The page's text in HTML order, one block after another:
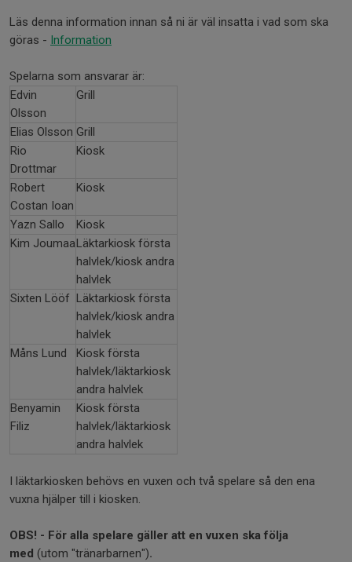
Läs denna information innan så ni är väl insatta i vad som ska
göras - Information
Spelarna som ansvarar är:
Edvin
Olsson
Grill
Elias Olsson Grill
Rio
Drottmar
Kiosk
Robert
Costan Ioan
Kiosk
Yazn Sallo
Kiosk
Kim JoumaaLäktarkiosk första
halvlek/kiosk andra
halvlek
Sixten Lööf Läktarkiosk första
halvlek/kiosk andra
halvlek
Måns Lund
Kiosk första
halvlek/läktarkiosk
andra halvlek
Benyamin
Filiz
Kiosk första
halvlek/läktarkiosk
andra halvlek
I läktarkiosken behövs en vuxen och två spelare så den ena
vuxna hjälper till i kiosken.
OBS! - För alla spelare gäller att en vuxen ska följa
med (utom "tränarbarnen").